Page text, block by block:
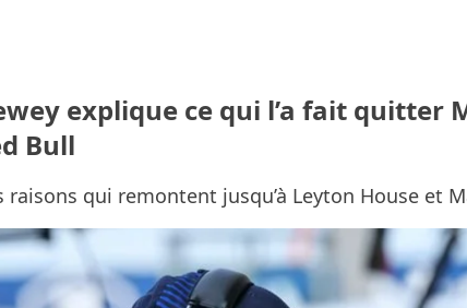
explique ce qui l’a fait quitter
Bull
raisons qui remontent jusqu’à Leyton House et